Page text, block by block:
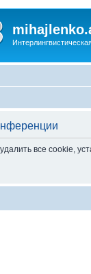
все cookie,